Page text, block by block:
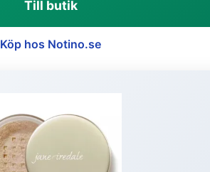
Till butik
Köp hos Notino.se